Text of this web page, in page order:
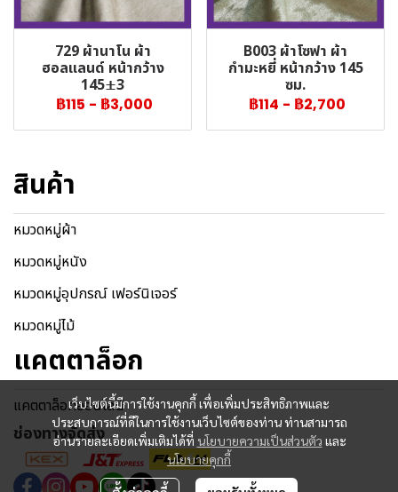
729 ผ้านาโน ผ้า
ฮอลแลนด์ หน้ากว้าง
145±3
฿115 - ฿3,000
B003 ผ้าโซฟา ผ้า
กำมะหยี่ หน้ากว้าง 145
ซม.
฿114 - ฿2,700
เว็บไซต์นี้มีการใช้งานคุกกี้ เพื่อเพิ่มประสิทธิภาพและ
ประสบการณ์ที่ดีในการใช้งานเว็บไซต์ของท่าน ท่านสามารถ
อ่านรายละเอียดเพิ่มเติมได้ที่ นโยบายความเป็นส่วนตัว และ
นโยบายคุกกี้
สินค้า
หมวดหมู่ผ้า
หมวดหมู่หนัง
หมวดหมู่อุปกรณ์ เฟอร์นิเจอร์
หมวดหมู่ไม้
แคตตาล็อก
แคตตาล็อกออนไลน์
ช่องทางจัดส่ง